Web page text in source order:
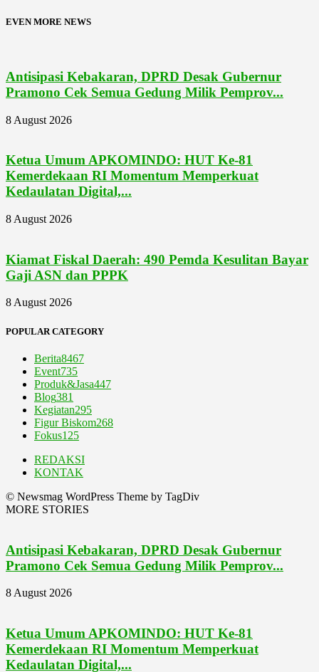
EVEN MORE NEWS
Antisipasi Kebakaran, DPRD Desak Gubernur
Pramono Cek Semua Gedung Milik Pemprov...
8 August 2026
Ketua Umum APKOMINDO: HUT Ke-81
Kemerdekaan RI Momentum Memperkuat
Kedaulatan Digital,...
8 August 2026
Kiamat Fiskal Daerah: 490 Pemda Kesulitan Bayar
Gaji ASN dan PPPK
8 August 2026
POPULAR CATEGORY
Berita8467
Event735
Produk&Jasa447
Blog381
Kegiatan295
Figur Biskom268
Fokus125
REDAKSI
KONTAK
© Newsmag WordPress Theme by TagDiv
MORE STORIES
Antisipasi Kebakaran, DPRD Desak Gubernur
Pramono Cek Semua Gedung Milik Pemprov...
8 August 2026
Ketua Umum APKOMINDO: HUT Ke-81
Kemerdekaan RI Momentum Memperkuat
Kedaulatan Digital,...